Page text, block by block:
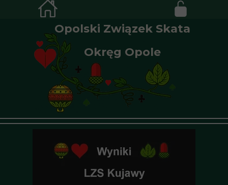
Opolski Związek Skata
Okręg Opole